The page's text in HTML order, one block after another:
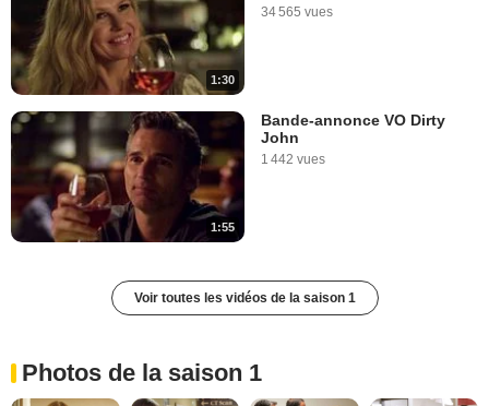
1:30
34 565 vues
1:55
Bande-annonce VO Dirty
John
1 442 vues
Voir toutes les vidéos de la saison 1
Photos de la saison 1